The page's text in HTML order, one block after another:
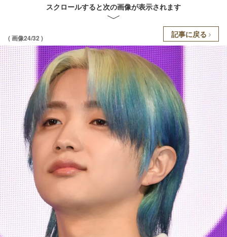
スクロールすると次の画像が表示されます
( 画像24/32 ) 記事に戻る